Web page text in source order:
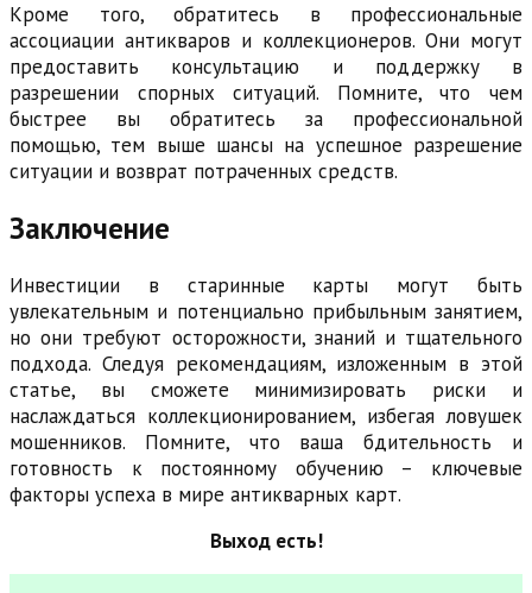
Кроме того, обратитесь в профессиональные
ассоциации антикваров и коллекционеров. Они могут
предоставить консультацию и поддержку в
разрешении спорных ситуаций. Помните, что чем
быстрее вы обратитесь за профессиональной
помощью, тем выше шансы на успешное разрешение
ситуации и возврат потраченных средств.
Заключение
Инвестиции в старинные карты могут быть
увлекательным и потенциально прибыльным занятием,
но они требуют осторожности, знаний и тщательного
подхода. Следуя рекомендациям, изложенным в этой
статье, вы сможете минимизировать риски и
наслаждаться коллекционированием, избегая ловушек
мошенников. Помните, что ваша бдительность и
готовность к постоянному обучению – ключевые
факторы успеха в мире антикварных карт.
Выход есть!